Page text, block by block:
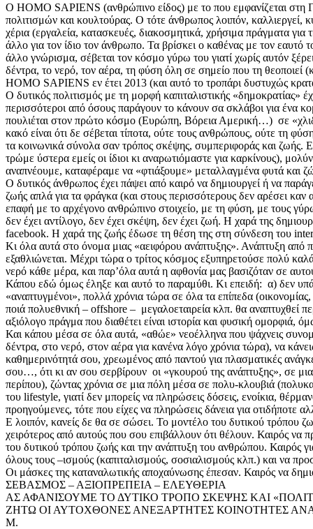
Ο HOMO SAPIENS (ανθρώπινο είδος) με το που εμφανίζεται στη
πολιτισμών και κουλτούρας. Ο τότε άνθρωπος λοιπόν, καλλιεργεί,
χέρια (εργαλεία, κατασκευές, διακοσμητικά, χρήσιμα πράγματα για
άλλο για τον ίδιο τον άνθρωπο. Τα βρίσκει ο καθένας με τον εαυτό
άλλο γνώρισμα, σέβεται τον κόσμο γύρω του γιατί χωρίς αυτόν
δέντρα, το νερό, τον αέρα, τη φύση όλη σε σημείο που τη θεοποιεί
HOMO SAPIENS εν έτει 2013 (και αυτό το τροπάρι δυστυχώς
Ο δυτικός πολιτισμός με τη μορφή καπιταλιστικής «δημοκρατίας»
περισσότεροι από όσους παράγουν το κάνουν σα σκλάβοι για ένα
πουλιέται στον πρώτο κόσμο (Ευρώπη, Βόρεια Αμερική…) σε
κακό είναι ότι δε σέβεται τίποτα, ούτε τους ανθρώπους, ούτε τη
τα κοινωνικά σύνολα σαν τρόπος σκέψης, συμπεριφοράς και ζωής.
τρώμε ύστερα εμείς οι ίδιοι κι αναρωτιόμαστε για καρκίνους),
αναπνέουμε, καταφέραμε να «φτιάξουμε» μεταλλαγμένα φυτά και
Ο δυτικός άνθρωπος έχει πάψει από καιρό να δημιουργεί ή να
ζωής απλά για τα φράγκα (και στους περισσότερους δεν αρέσει
επαφή με το αρχέγονο ανθρώπινο στοιχείο, με τη φύση, με τους
δεν έχει αντίλογο, δεν έχει σκέψη, δεν έχει ζωή. Η χαρά της
facebook. Η χαρά της ζωής έδωσε τη θέση της στη σύνδεση του
Κι όλα αυτά στο όνομα μιας «αειφόρου ανάπτυξης». Ανάπτυξη από
εξαθλιώνεται. Μέχρι τώρα ο τρίτος κόσμος εξυπηρετούσε πολύ
νερό κάθε μέρα, και παρ’όλα αυτά η αφθονία μας βασιζόταν σε
Κάπου εδώ όμως έληξε και αυτό το παραμύθι. Κι επειδή: α) δεν
«αναπτυγμένοι», πολλά χρόνια τώρα σε όλα τα επίπεδα
ποιά πολυεθνική – offshore – μεγαλοεταιρεία κλπ. θα αναπτυχθεί
αξιόλογο πράγμα που διαθέτει είναι ιστορία και φυσική ομορφιά,
Και κάπου μέσα σε όλα αυτά, «αθώε» νεοέλληνα που ψάχνεις
δέντρα, στο νερό, στον αέρα για κανένα λόγο χρόνια τώρα), να
καθημερινότητά σου, χρεωμένος από παντού για πλασματικές
σου…, ότι κι αν σου σερβίρουν οι «γκουρού της ανάπτυξης», σε
περίπου), ζώντας χρόνια σε μια πόλη μέσα σε πολυ-κλουβιά
του lifestyle, γιατί δεν μπορείς να πληρώσεις δόσεις, ενοίκια,
προηγούμενες, τότε που είχες να πληρώσεις δάνεια για οτιδήποτε
Ε λοιπόν, κανείς δε θα σε σώσει. Το μοντέλο του δυτικού τρόπου
χειρότερος από αυτούς που σου επιβάλλουν ότι θέλουν. Καιρός
του δυτικού τρόπου ζωής και την ανάπτυξη του ανθρώπου. Καιρός
όλους τους –ισμούς (καπιταλισμούς, σοσιαλισμούς κλπ.) και να
Οι μάσκες της καταναλωτικής αποχαύνωσης έπεσαν. Καιρός να
ΣΕΒΑΣΜΟΣ – ΑΞΙΟΠΡΕΠΕΙΑ – ΕΛΕΥΘΕΡΙΑ
ΑΣ ΑΦΑΝΙΣΟΥΜΕ ΤΟ ΔΥΤΙΚΟ ΤΡΟΠΟ ΣΚΕΨΗΣ ΚΑΙ
ΖΗΤΩ ΟΙ ΑΥΤΟΧΘΟΝΕΣ ΑΝΕΞΑΡΤΗΤΕΣ ΚΟΙΝΟΤΗΤΕΣ
Μ.